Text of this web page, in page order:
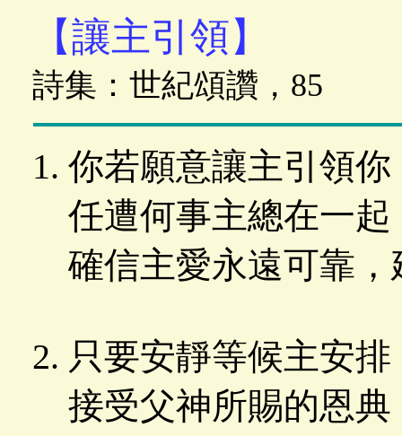
【讓主引領】
詩集：世紀頌讚，85
你若願意讓主引領
任遭何事主總在一
確信主愛永遠可靠
只要安靜等候主安
接受父神所賜的恩